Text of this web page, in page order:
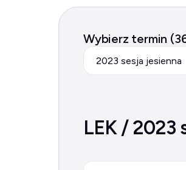
Wybierz termin
2023 sesja jesienna
LEK / 2023